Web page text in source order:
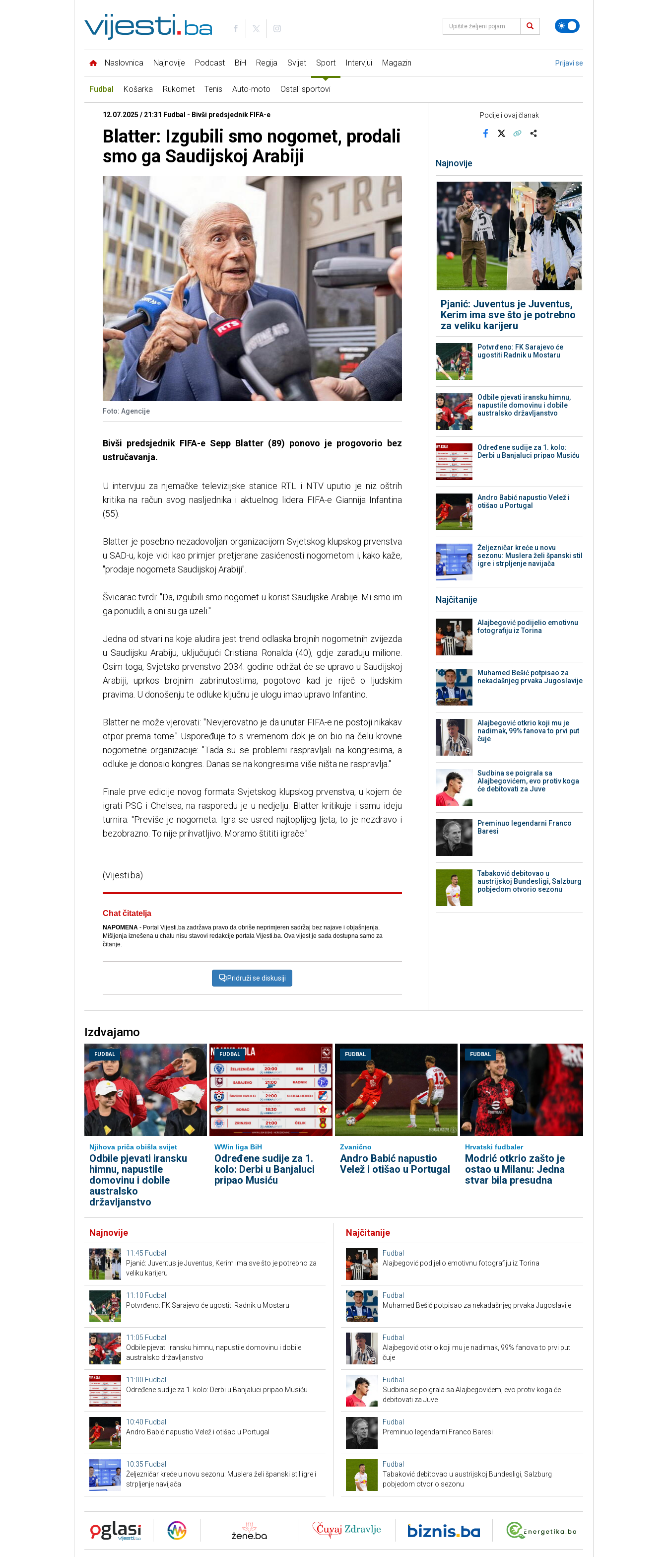
Naslovnica Najnovije Podcast BiH Regija Svijet Sport Intervjui Magazin Prijavi se
Fudbal Košarka Rukomet Tenis Auto-moto Ostali sportovi
12.07.2025 / 21:31 Fudbal - Bivši predsjednik FIFA-e
Blatter: Izgubili smo nogomet, prodali
smo ga Saudijskoj Arabiji
Foto: Agencije
Bivši predsjednik FIFA-e Sepp Blatter (89) ponovo je progovorio bez
ustručavanja.
U intervjuu za njemačke televizijske stanice RTL i NTV uputio je niz oštrih
kritika na račun svog nasljednika i aktuelnog lidera FIFA-e Giannija Infantina
(55).
Blatter je posebno nezadovoljan organizacijom Svjetskog klupskog prvenstva
u SAD-u, koje vidi kao primjer pretjerane zasićenosti nogometom i, kako kaže,
"prodaje nogometa Saudijskoj Arabiji".
Švicarac tvrdi: "Da, izgubili smo nogomet u korist Saudijske Arabije. Mi smo im
ga ponudili, a oni su ga uzeli."
Jedna od stvari na koje aludira jest trend odlaska brojnih nogometnih zvijezda
u Saudijsku Arabiju, uključujući Cristiana Ronalda (40), gdje zarađuju milione.
Osim toga, Svjetsko prvenstvo 2034. godine održat će se upravo u Saudijskoj
Arabiji, uprkos brojnim zabrinutostima, pogotovo kad je riječ o ljudskim
pravima. U donošenju te odluke ključnu je ulogu imao upravo Infantino.
Blatter ne može vjerovati: "Nevjerovatno je da unutar FIFA-e ne postoji nikakav
otpor prema tome." Uspoređuje to s vremenom dok je on bio na čelu krovne
nogometne organizacije: "Tada su se problemi raspravljali na kongresima, a
odluke je donosio kongres. Danas se na kongresima više ništa ne raspravlja."
Finale prve edicije novog formata Svjetskog klupskog prvenstva, u kojem će
igrati PSG i Chelsea, na rasporedu je u nedjelju. Blatter kritikuje i samu ideju
turnira: "Previše je nogometa. Igra se usred najtoplijeg ljeta, to je nezdravo i
bezobrazno. To nije prihvatljivo. Moramo štititi igrače."
(Vijesti.ba)
Chat čitatelja
NAPOMENA- Portal Vijesti.ba zadržava pravo da obriše neprimjeren sadržaj bez najave i objašnjenja.
Mišljenja iznešena u chatu nisu stavovi redakcije portala Vijesti.ba. Ova vijest je sada dostupna samo za
čitanje.
Pridruži se diskusiji
Podijeli ovaj članak
Najnovije
Pjanić: Juventus je Juventus,
Kerim ima sve što je potrebno
za veliku karijeru
Potvrđeno: FK Sarajevo će
ugostiti Radnik u Mostaru
Odbile pjevati iransku himnu,
napustile domovinu i dobile
australsko državljanstvo
Određene sudije za 1. kolo:
Derbi u Banjaluci pripao Musiću
Andro Babić napustio Velež i
otišao u Portugal
Željezničar kreće u novu
sezonu: Muslera želi španski stil
igre i strpljenje navijača
Najčitanije
Alajbegović podijelio emotivnu
fotografiju iz Torina
Muhamed Bešić potpisao za
nekadašnjeg prvaka Jugoslavije
Alajbegović otkrio koji mu je
nadimak, 99% fanova to prvi put
čuje
Sudbina se poigrala sa
Alajbegovićem, evo protiv koga
će debitovati za Juve
Preminuo legendarni Franco
Baresi
Tabaković debitovao u
austrijskoj Bundesligi, Salzburg
pobjedom otvorio sezonu
Izdvajamo
FUDBAL
Njihova priča obišla svijet
Odbile pjevati iransku
himnu, napustile
domovinu i dobile
australsko
državljanstvo
FUDBAL
WWin liga BiH
Određene sudije za 1.
kolo: Derbi u Banjaluci
pripao Musiću
FUDBAL
Zvanično
Andro Babić napustio
Velež i otišao u Portugal
FUDBAL
Hrvatski fudbaler
Modrić otkrio zašto je
ostao u Milanu: Jedna
stvar bila presudna
Najnovije
11:45 Fudbal
Pjanić: Juventus je Juventus, Kerim ima sve što je potrebno za
veliku karijeru
11:10 Fudbal
Potvrđeno: FK Sarajevo će ugostiti Radnik u Mostaru
11:05 Fudbal
Odbile pjevati iransku himnu, napustile domovinu i dobile
australsko državljanstvo
11:00 Fudbal
Određene sudije za 1. kolo: Derbi u Banjaluci pripao Musiću
10:40 Fudbal
Andro Babić napustio Velež i otišao u Portugal
10:35 Fudbal
Željezničar kreće u novu sezonu: Muslera želi španski stil igre i
strpljenje navijača
Najčitanije
Fudbal
Alajbegović podijelio emotivnu fotografiju iz Torina
Fudbal
Muhamed Bešić potpisao za nekadašnjeg prvaka Jugoslavije
Fudbal
Alajbegović otkrio koji mu je nadimak, 99% fanova to prvi put
čuje
Fudbal
Sudbina se poigrala sa Alajbegovićem, evo protiv koga će
debitovati za Juve
Fudbal
Preminuo legendarni Franco Baresi
Fudbal
Tabaković debitovao u austrijskoj Bundesligi, Salzburg
pobjedom otvorio sezonu